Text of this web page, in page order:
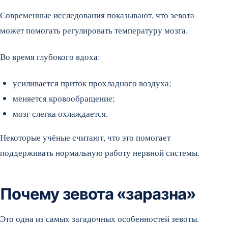
Современные исследования показывают, что зевота
может помогать регулировать температуру мозга.
Во время глубокого вдоха:
усиливается приток прохладного воздуха;
меняется кровообращение;
мозг слегка охлаждается.
Некоторые учёные считают, что это помогает
поддерживать нормальную работу нервной системы.
Почему зевота «заразна»
Это одна из самых загадочных особенностей зевоты.